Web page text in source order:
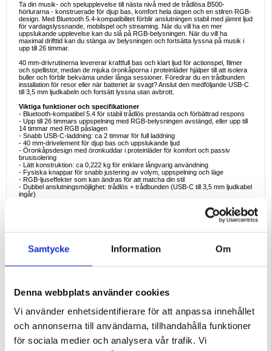
Samtycke Information Om
Denna webbplats använder cookies
Vi använder enhetsidentifierare för att anpassa innehållet
och annonserna till användarna, tillhandahålla funktioner
för sociala medier och analysera vår trafik. Vi
Ta din musik- och spelupplevelse till nästa nivå med de trådlösa B500-
hörlurarna - konstruerade för djup bas, komfort hela dagen och en stilren RGB-
design. Med Bluetooth 5.4-kompatibilitet förblir anslutningen stabil med jämnt ljud
för vardagslyssnande, mobilspel och streaming. När du vill ha en mer
uppslukande upplevelse kan du slå på RGB-belysningen. När du vill ha
maximal drifttid kan du stänga av belysningen och fortsätta lyssna på musik i
upp till 26 timmar.
40 mm-drivrutinerna levererar kraftfull bas och klart ljud för actionspel, filmer
och spellistor, medan de mjuka öronkåporna i proteinläder hjälper till att isolera
buller och förblir bekväma under långa sessioner. Föredrar du en trådbunden
installation för resor eller när batteriet är svagt? Anslut den medföljande USB-C
till 3,5 mm ljudkabeln och fortsätt lyssna utan avbrott.
Viktiga funktioner och specifikationer
- Bluetooth-kompatibel 5.4 för stabil trådlös prestanda och förbättrad respons
- Upp till 26 timmars uppspelning med RGB-belysningen avstängd, eller upp till
14 timmar med RGB påslagen
- Snabb USB-C-laddning: ca 2 timmar för full laddning
- 40 mm-drivelement för djup bas och uppslukande ljud
- Öronkåpsdesign med öronkuddar i proteinläder för komfort och passiv
brusisolering
- Lätt konstruktion: ca 0,222 kg för enklare långvarig användning
- Fysiska knappar för snabb justering av volym, uppspelning och läge
- RGB-ljuseffekter som kan ändras för att matcha din stil
- Dubbel anslutningsmöjlighet: trådlös + trådbunden (USB-C till 3,5 mm ljudkabel
ingår)
trådlös anslutning
- Pendling och resor: använd trådlöst för bekvämlighet eller trådbundet läge för
- Pauser på hemmakontoret: växla snabbt mellan spellistor med fysiska
lyssningssessioner
- Sena kvällar: stäng av RGB för längre batteritid och ett mer diskret utseende
Varför dessa hörlurar är perfekta att köpa
B500 är perfekt för vardagsanvändare som vill ha kraftfullt ljud, bekväm
passform och ett batteri som håller. Du får friheten med Bluetooth-kompatibel
utan att det blir tungt på huvudet. Det är ett mångsidigt headset för musik, spel